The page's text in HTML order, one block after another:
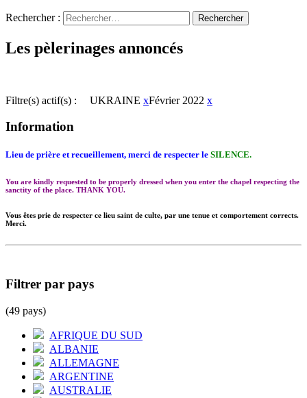
Rechercher :
Les pèlerinages annoncés
Filtre(s) actif(s) : UKRAINE xFévrier 2022 x
Information
Lieu de prière et recueillement, merci de respecter le SILENCE.
You are kindly requested to be properly dressed when you enter the chapel respecting the
sanctity of the place. THANK YOU.
Vous êtes prie de respecter ce lieu saint de culte, par une tenue et comportement corrects.
Merci.
Filtrer par pays
(49 pays)
AFRIQUE DU SUD
ALBANIE
ALLEMAGNE
ARGENTINE
AUSTRALIE